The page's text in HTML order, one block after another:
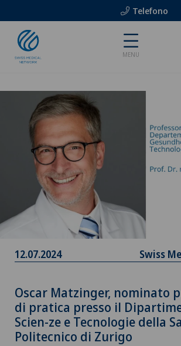
Telefono
MENU
12.07.2024 Swiss
Oscar Matzinger, nominato
di pratica presso il
Scien-ze e Tecnologie della
Politecnico di Zurigo